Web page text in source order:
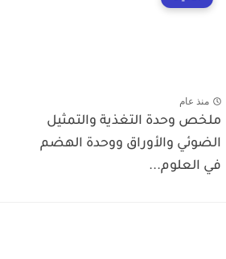
منذ عام
ملخص وحدة التغذية والتمثيل
الضوئي والأوراق ووحدة الهضم
في العلوم...